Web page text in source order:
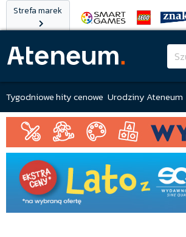
Strefa marek
Tygodniowe hity cenowe Urodziny Ateneum